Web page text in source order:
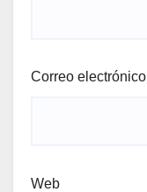
Correo electrónico
Web